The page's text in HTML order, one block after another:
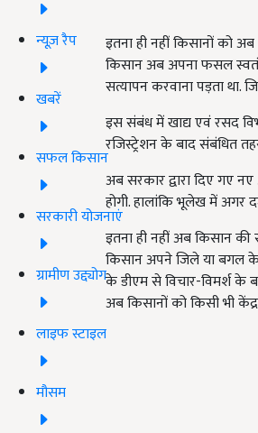
न्यूज़ रैप
खबरें
सफल किसान
सरकारी योजनाएं
ग्रामीण उद्द्योग
लाइफ स्टाइल
मौसम
इतना ही नहीं किसानों को
किसान अब अपना फसल
सत्यापन करवाना पड़ता था.
इस संबंध में खाद्य एवं रसद
रजिस्ट्रेशन के बाद संबंधित
अब सरकार द्वारा दिए गए
होगी. हालांकि भूलेख में अगर
इतना ही नहीं अब किसान
किसान अपने जिले या बगल
के डीएम से विचार-विमर्श के
अब किसानों को किसी भी